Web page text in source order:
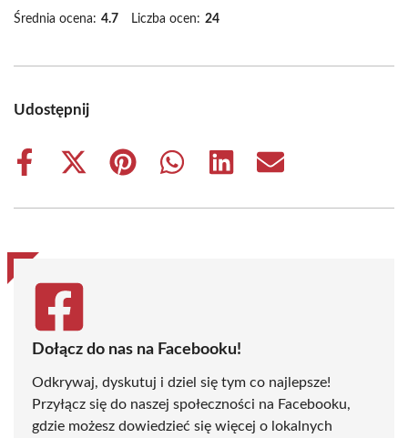
Średnia ocena: 4.7 Liczba ocen: 24
Udostępnij
Share
Share
(Twitter)
Share
Share
Share
Share
Dołącz do nas na Facebooku!
Odkrywaj, dyskutuj i dziel się tym co najlepsze!
Przyłącz się do naszej społeczności na Facebooku,
gdzie możesz dowiedzieć się więcej o lokalnych